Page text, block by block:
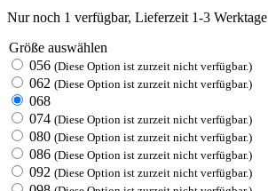
Nur noch 1 verfügbar, Lieferzeit 1-3 Werktage
Größe auswählen
056 (Diese Option ist zurzeit nicht verfügbar.)
062 (Diese Option ist zurzeit nicht verfügbar.)
068
074 (Diese Option ist zurzeit nicht verfügbar.)
080 (Diese Option ist zurzeit nicht verfügbar.)
086 (Diese Option ist zurzeit nicht verfügbar.)
092 (Diese Option ist zurzeit nicht verfügbar.)